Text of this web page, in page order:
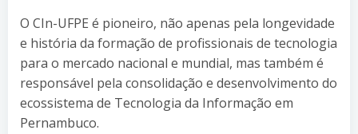
O CIn-UFPE é pioneiro, não apenas pela longevidade
e história da formação de profissionais de tecnologia
para o mercado nacional e mundial, mas também é
responsável pela consolidação e desenvolvimento do
ecossistema de Tecnologia da Informação em
Pernambuco.